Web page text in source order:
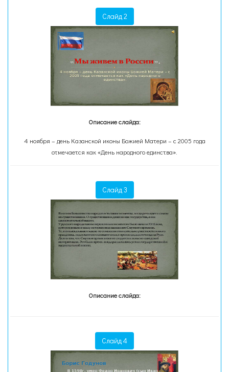
Слайд 2
Описание слайда:
4 ноября – день Казанской иконы Божией Матери – с 2005 года
отмечается как «День народного единства».
Слайд 3
Описание слайда:
Слайд 4